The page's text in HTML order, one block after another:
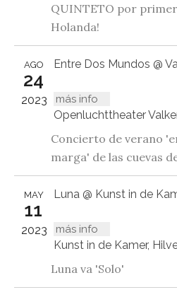
QUINTETO por
Holanda!
Entre Dos Mundos @
más info
AGO
24
2023
Concierto de verano
marga' de las cuevas
Luna @ Kunst in de
más info
MAY
11
2023
Kunst in de Kamer,
Luna va 'Solo'